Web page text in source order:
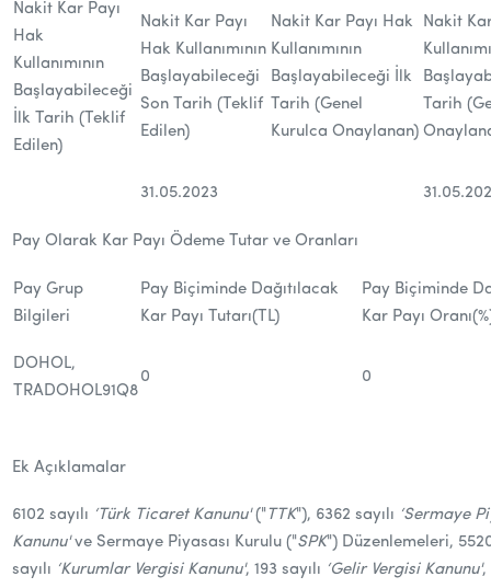
Nakit Kar Payı
Hak
Kullanımının
Başlayabileceği
İlk Tarih (Teklif
Edilen)
Nakit Kar Payı
Hak Kullanımının
Başlayabileceği
Son Tarih (Teklif
Edilen)
Nakit Kar Payı Hak
Kullanımının
Başlayabileceği İlk
Tarih (Genel
Kurulca Onaylanan)
Nakit
Tarih
31.05.2023
Pay Olarak Kar Payı Ödeme Tutar ve Oranları
Pay Grup
Bilgileri
Pay Biçiminde Dağıtılacak
Kar Payı Tutarı(TL)
Pay Biçiminde
Kar Payı
DOHOL,
TRADOHOL91Q8
0 0
Ek Açıklamalar
6102 sayılı ‘Türk Ticaret Kanunu' (" TTK"), 6362 sayılı ‘Sermaye
Kanunu' ve Sermaye Piyasası Kurulu ("SPK") Düzenlemeleri,
sayılı ‘Kurumlar Vergisi Kanunu', 193 sayılı ‘Gelir Vergisi Kanunu',